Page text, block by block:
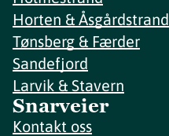
Horten & Åsgårdstrand
Tønsberg & Færder
Sandefjord
Larvik & Stavern
Snarveier
Kontakt oss